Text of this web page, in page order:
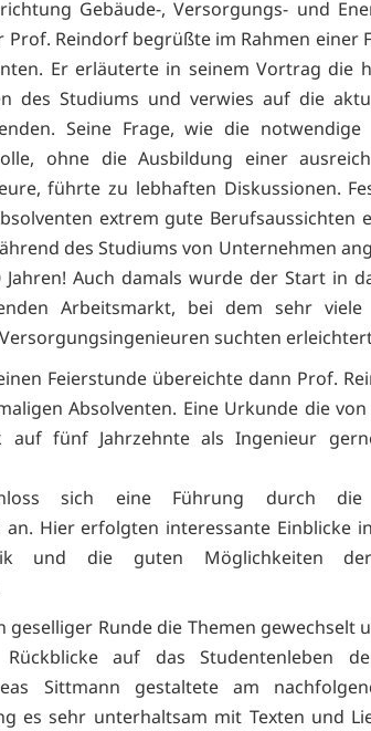
Gebäude-, Versorgungs- und
Prof. Reindorf begrüßte im Rahmen einer
Er erläuterte in seinem Vortrag die
des Studiums und verwies auf die
Seine Frage, wie die notwendige
ohne die Ausbildung einer
führte zu lebhaften Diskussionen.
extrem gute Berufsaussichten
des Studiums von Unternehmen
Auch damals wurde der Start in
Arbeitsmarkt, bei dem sehr viele
suchten
Feierstunde übereichte dann Prof.
Absolventen. Eine Urkunde die
auf fünf Jahrzehnte als Ingenieur
sich eine Führung durch
Hier erfolgten interessante Einblicke
und die guten Möglichkeiten der
geselliger Runde die Themen gewechselt
auf das Studentenleben
Sittmann gestaltete am
es sehr unterhaltsam mit Texten und